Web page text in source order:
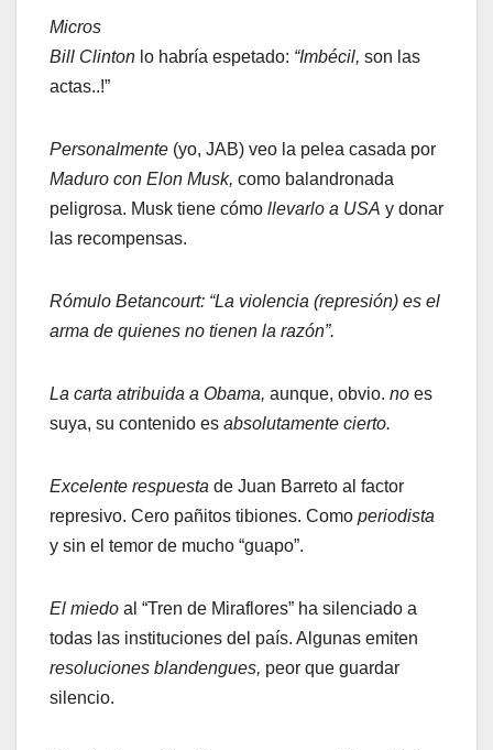
Micros
Bill Clinton lo habría espetado: “Imbécil, son las
actas..!”
Personalmente (yo, JAB) veo la pelea casada por
Maduro con Elon Musk, como balandronada
peligrosa. Musk tiene cómo llevarlo a USA y donar
las recompensas.
Rómulo Betancourt: “La violencia (represión) es el
arma de quienes no tienen la razón”.
La carta atribuida a Obama, aunque, obvio. no es
suya, su contenido es absolutamente cierto.
Excelente respuesta de Juan Barreto al factor
represivo. Cero pañitos tibiones. Como periodista
y sin el temor de mucho “guapo”.
El miedo al “Tren de Miraflores” ha silenciado a
todas las instituciones del país. Algunas emiten
resoluciones blandengues, peor que guardar
silencio.